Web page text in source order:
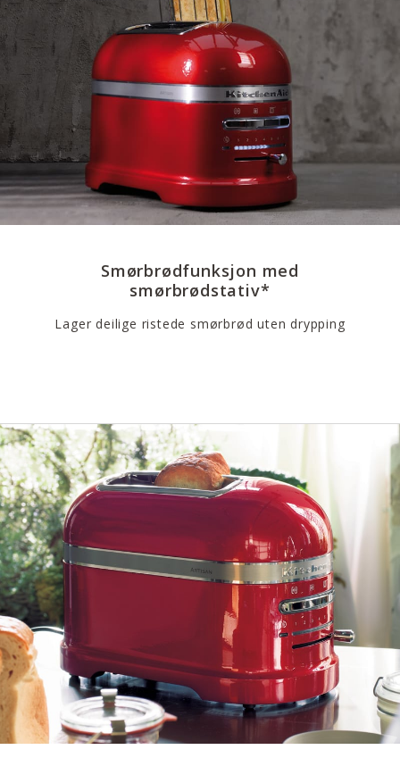
Smørbrødfunksjon med
smørbrødstativ*
Lager deilige ristede smørbrød uten drypping